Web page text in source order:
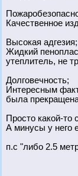
Качественное
Высокая адгезия;
Жидкий
утеплитель, не
Долговечность;
Интересным
была
Просто какой-то
А минусы у него
п.с "либо 2.5